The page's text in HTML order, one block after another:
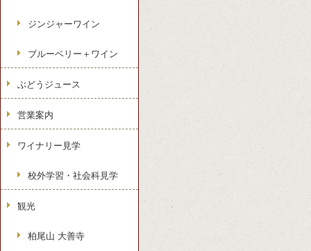
ジンジャーワイン
ブルーベリー＋ワイン
ぶどうジュース
営業案内
ワイナリー見学
校外学習・社会科見学
観光
柏尾山 大善寺